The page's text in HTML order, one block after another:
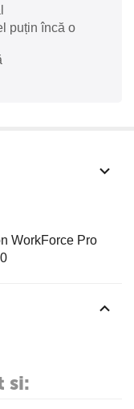
puțin încă o
WorkForce Pro
si: